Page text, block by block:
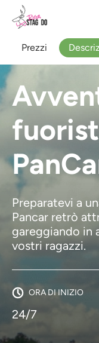
Preparatevi a
Pancar retrò
gareggiando in
vostri ragazzi.
ORA DI INIZIO
24/7
Prezzi